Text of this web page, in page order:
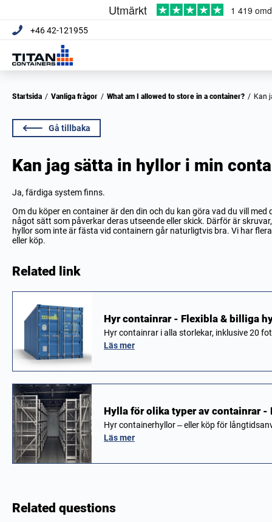
+46 42-121955
Startsida / Vanliga frågor / What am I allowed to store in a container? /
Gå tillbaka
Kan jag sätta in hyllor i min
Ja, färdiga system finns.
Om du köper en container är den din och du kan göra vad du vill med
något sätt som påverkar deras utseende eller skick. Därför är
hyllor som inte är fästa vid containern går naturligtvis bra. Vi har
eller köp.
Related link
Hyr containrar - Flexibla & billiga
Hyr containrar i alla storlekar, inklusive 20
Läs mer
Hylla för olika typer av containrar -
Hyr containerhyllor – eller köp för
Läs mer
Related questions